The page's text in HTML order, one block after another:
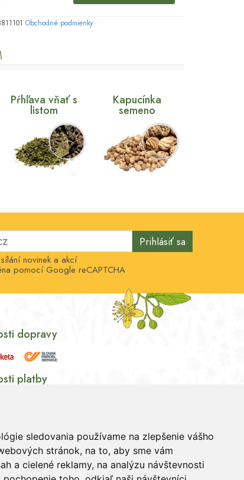
sledovania používame na zlepšenie vášho
stránok, na to, aby sme vám
a cielené reklamy, na analýzu návštevnosti
Obchodné podmienky
Pŕhľava vňať s
listom
Kapucínka
semeno
Prihlásiť sa
novinek a akcí
pomocí Google reCAPTCHA
dopravy
platby